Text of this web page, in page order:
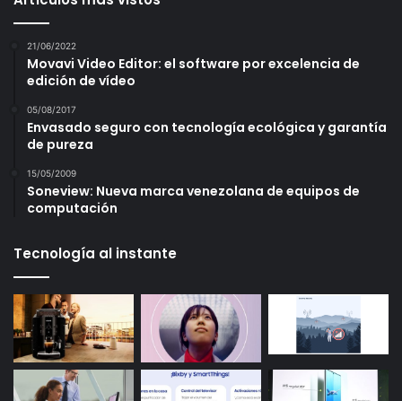
21/06/2022
Movavi Video Editor: el software por excelencia de
edición de vídeo
05/08/2017
Envasado seguro con tecnología ecológica y garantía
de pureza
15/05/2009
Soneview: Nueva marca venezolana de equipos de
computación
Tecnología al instante